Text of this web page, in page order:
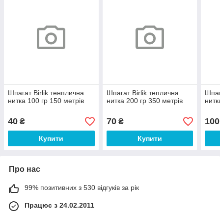
Шпагат Birlik тенплична
нитка 100 гр 150 метрів
40 ₴
Купити
Шпагат Birlik теплична
нитка 200 гр 350 метрів
70₴
Купити
100
Про нас
99% позитивних з 530 відгуків за рік
Працює з 24.02.2011